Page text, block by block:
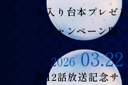
ン入り台本プレゼン
トキャンペーン開
2026 03.22
第12話放送記念サイ